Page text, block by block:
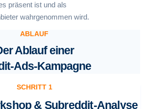
präsent ist und als
wahrgenommen wird.
ABLAUF
Ablauf einer
Ads-Kampagne
SCHRITT 1
& Subreddit-Analyse